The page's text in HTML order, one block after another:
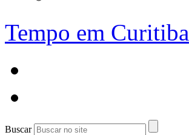
Tempo em Curitiba
Buscar